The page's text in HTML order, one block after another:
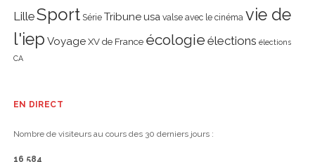
LilleSport Série Tribune usa valse avec le cinéma vie de
l'iep Voyage XV de France écologie élections élections
CA
EN DIRECT
Nombre de visiteurs au cours des 30 derniers jours :
16 584